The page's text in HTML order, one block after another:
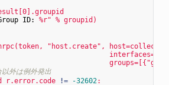
ID: %r" % groupid)
"host.create" ,
外は例外発出
r.error.code != -32602: